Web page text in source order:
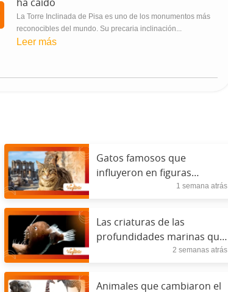
ha caído
La Torre Inclinada de Pisa es uno de los monumentos más
reconocibles del mundo. Su precaria inclinación...
Leer más
Gatos famosos que
influyeron en figuras
1 semana atrás
Las criaturas de las
profundidades marinas que
apenas hemos comenzado
2 semanas atrás
Animales que cambiaron el